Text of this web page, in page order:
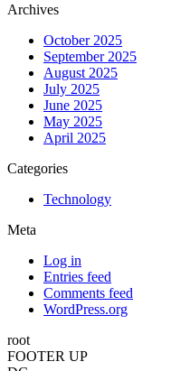
Archives
October 2025
September 2025
August 2025
July 2025
June 2025
May 2025
April 2025
Categories
Technology
Meta
Log in
Entries feed
Comments feed
WordPress.org
root
FOOTER UP